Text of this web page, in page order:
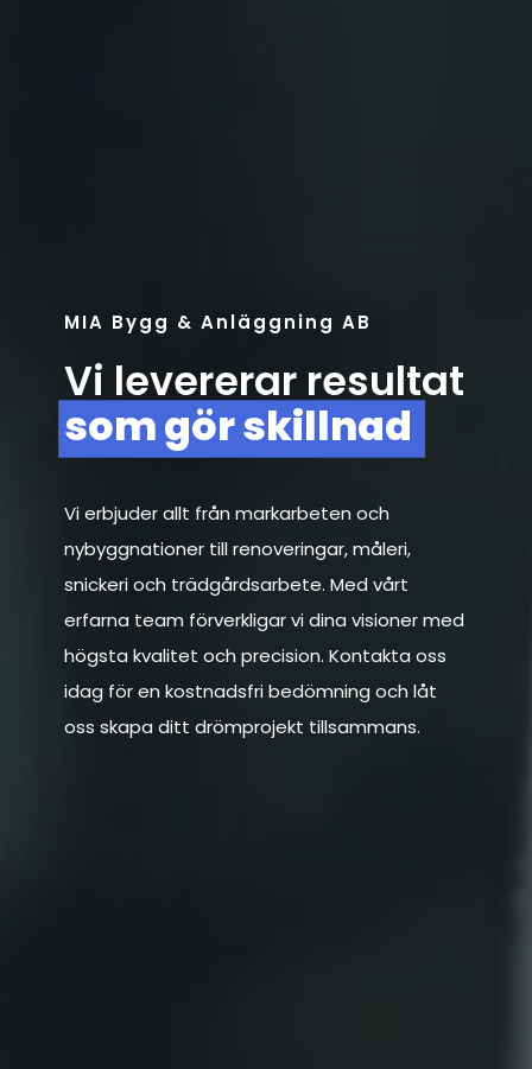
MIA Bygg & Anläggning AB
Vi levererar resultat
som gör skillnad
Vi erbjuder allt från markarbeten och
nybyggnationer till renoveringar, måleri,
snickeri och trädgårdsarbete. Med vårt
erfarna team förverkligar vi dina visioner med
högsta kvalitet och precision. Kontakta oss
idag för en kostnadsfri bedömning och låt
oss skapa ditt drömprojekt tillsammans.